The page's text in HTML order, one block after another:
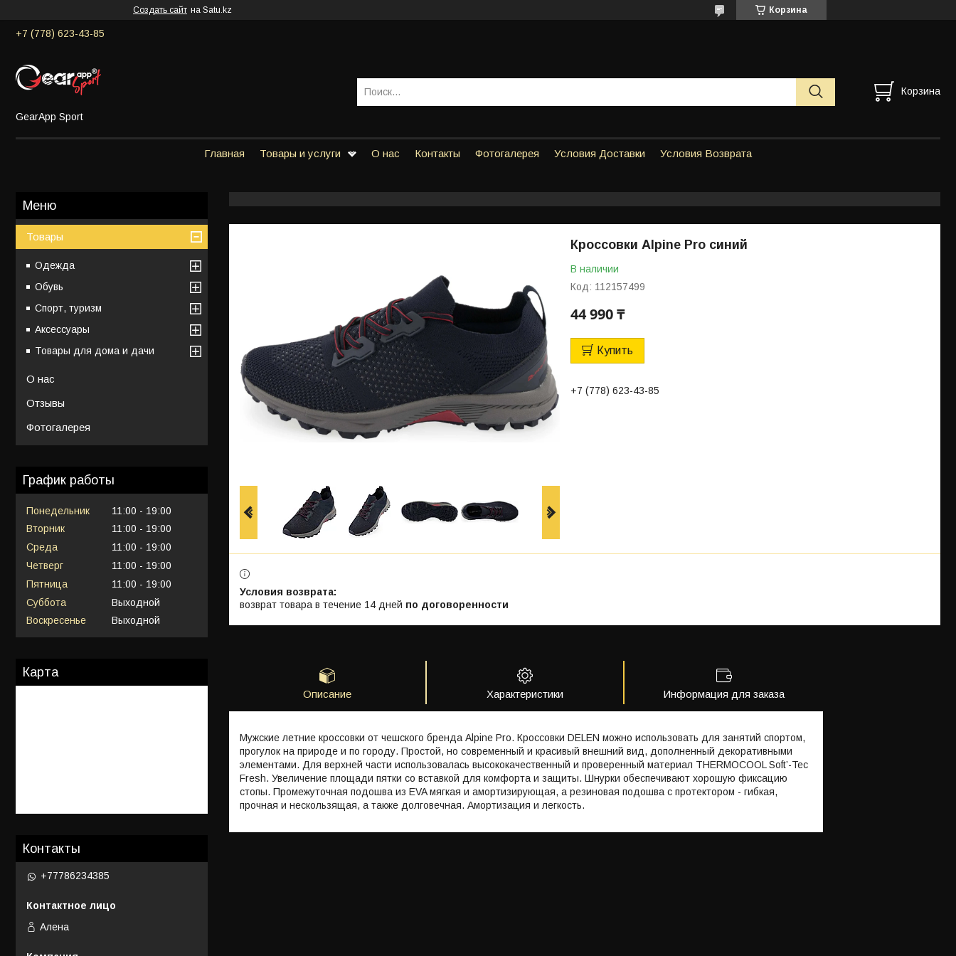
Создать сайт на Satu.kz Корзина
+7 (778) 623-43-85
GearApp Sport
Корзина
Главная Товары и услуги О нас Контакты Фотогалерея Условия Доставки Условия Возврата
Кроссовки Alpine Pro синий
В наличии
Код: 112157499
44 990 ₸
Купить
+7 (778) 623-43-85
возврат товара в течение 14 дней по договоренности
Описание Характеристики Информация для заказа
Мужские летние кроссовки от чешского бренда Alpine Pro. Кроссовки DELEN можно использовать для занятий спортом,
прогулок на природе и по городу. Простой, но современный и красивый внешний вид, дополненный декоративными
элементами. Для верхней части использовалась высококачественный и проверенный материал THERMOCOOL Soft’-Tec
Fresh. Увеличение площади пятки со вставкой для комфорта и защиты. Шнурки обеспечивают хорошую фиксацию
стопы. Промежуточная подошва из EVA мягкая и амортизирующая, а резиновая подошва с протектором - гибкая,
прочная и нескользящая, а также долговечная. Амортизация и легкость.
Товары
Одежда
Обувь
Спорт, туризм
Аксессуары
Товары для дома и дачи
О нас
Отзывы
Фотогалерея
График работы
Понедельник 11:00
19:00
Вторник
11:00
19:00
Среда
11:00
19:00
Четверг
11:00
19:00
Пятница
11:00
19:00
Суббота
Выходной
Воскресенье
Выходной
Карта
Контакты
+77786234385
Алена